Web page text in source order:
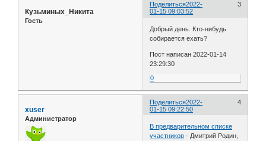
Поделиться 3
2022-
01-15 09:03:52
Кузьминых_Никита
Гость
Добрый день. Кто-нибудь
собирается ехать?
Пост написан 2022-01-14
23:29:30
0
Поделиться 4
2022-
01-15 09:22:50
xuser
Администратор
В предварительном списке
участников - Дмитрий Родин,